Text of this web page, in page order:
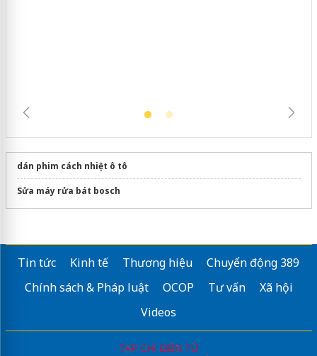
dán phim cách nhiệt ô tô
Sửa máy rửa bát bosch
Tin tức Kinh tế Thương hiệu
Chuyển động 389
Chính sách & Pháp luật
OCOP Tư vấn
Xã hội
Videos